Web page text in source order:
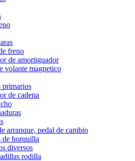
freno
de amortiguador
volante magnetico
primarios
de cadena
arranque, pedal de cambio
de horquilla
diversos
rodilla